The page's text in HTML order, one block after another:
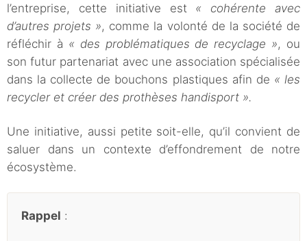
l’entreprise, cette initiative est « cohérente avec
d’autres projets », comme la volonté de la société de
réfléchir à « des problématiques de recyclage », ou
son futur partenariat avec une association spécialisée
dans la collecte de bouchons plastiques afin de « les
recycler et créer des prothèses handisport ».
Une initiative, aussi petite soit-elle, qu’il convient de
saluer dans un contexte d’effondrement de notre
écosystème.
Rappel :